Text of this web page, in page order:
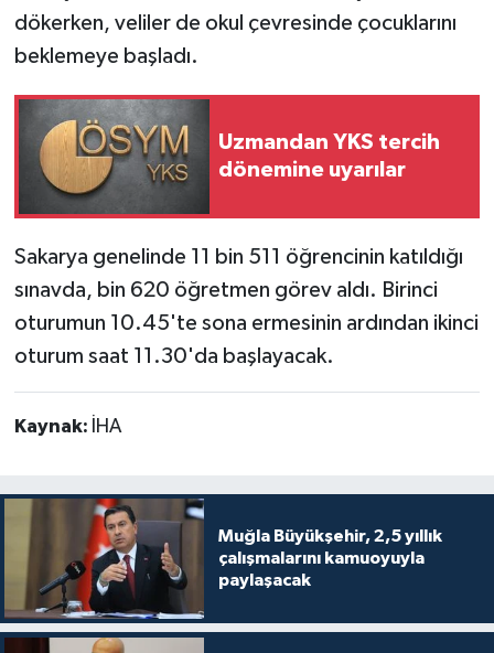
dökerken, veliler de okul çevresinde çocuklarını
beklemeye başladı.
Uzmandan YKS tercih
dönemine uyarılar
Sakarya genelinde 11 bin 511 öğrencinin katıldığı
sınavda, bin 620 öğretmen görev aldı. Birinci
oturumun 10.45'te sona ermesinin ardından ikinci
oturum saat 11.30'da başlayacak.
Kaynak: İHA
Muğla Büyükşehir, 2,5 yıllık
çalışmalarını kamuoyuyla
paylaşacak